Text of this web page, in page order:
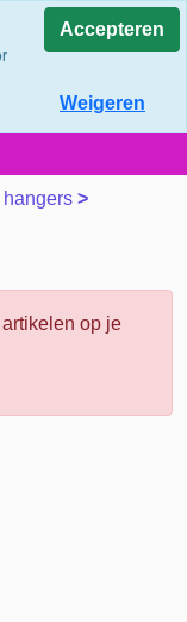
>
op je
Accepteren
Weigeren